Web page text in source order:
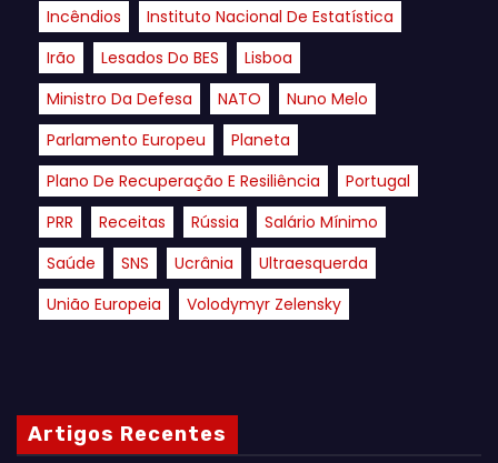
Incêndios
Instituto Nacional De Estatística
Irão
Lesados Do BES
Lisboa
Ministro Da Defesa
NATO
Nuno Melo
Parlamento Europeu
Planeta
Plano De Recuperação E Resiliência
Portugal
PRR
Receitas Rússia
Salário Mínimo
Saúde
SNS Ucrânia
Ultraesquerda
União Europeia
Volodymyr Zelensky
Artigos Recentes